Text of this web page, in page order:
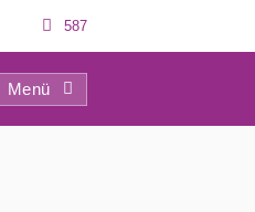
587
Menü